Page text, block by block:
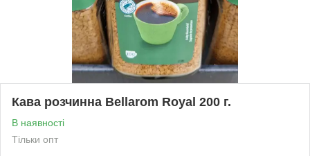
Кава розчинна Bellarom Royal 200 г.
В наявності
Тільки опт